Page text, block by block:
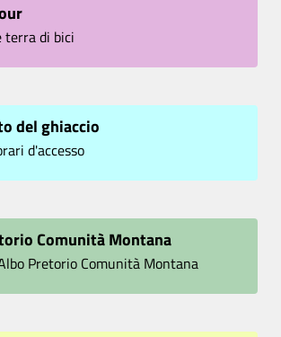
terra di bici
del ghiaccio
d'accesso
Comunità Montana
Pretorio Comunità Montana